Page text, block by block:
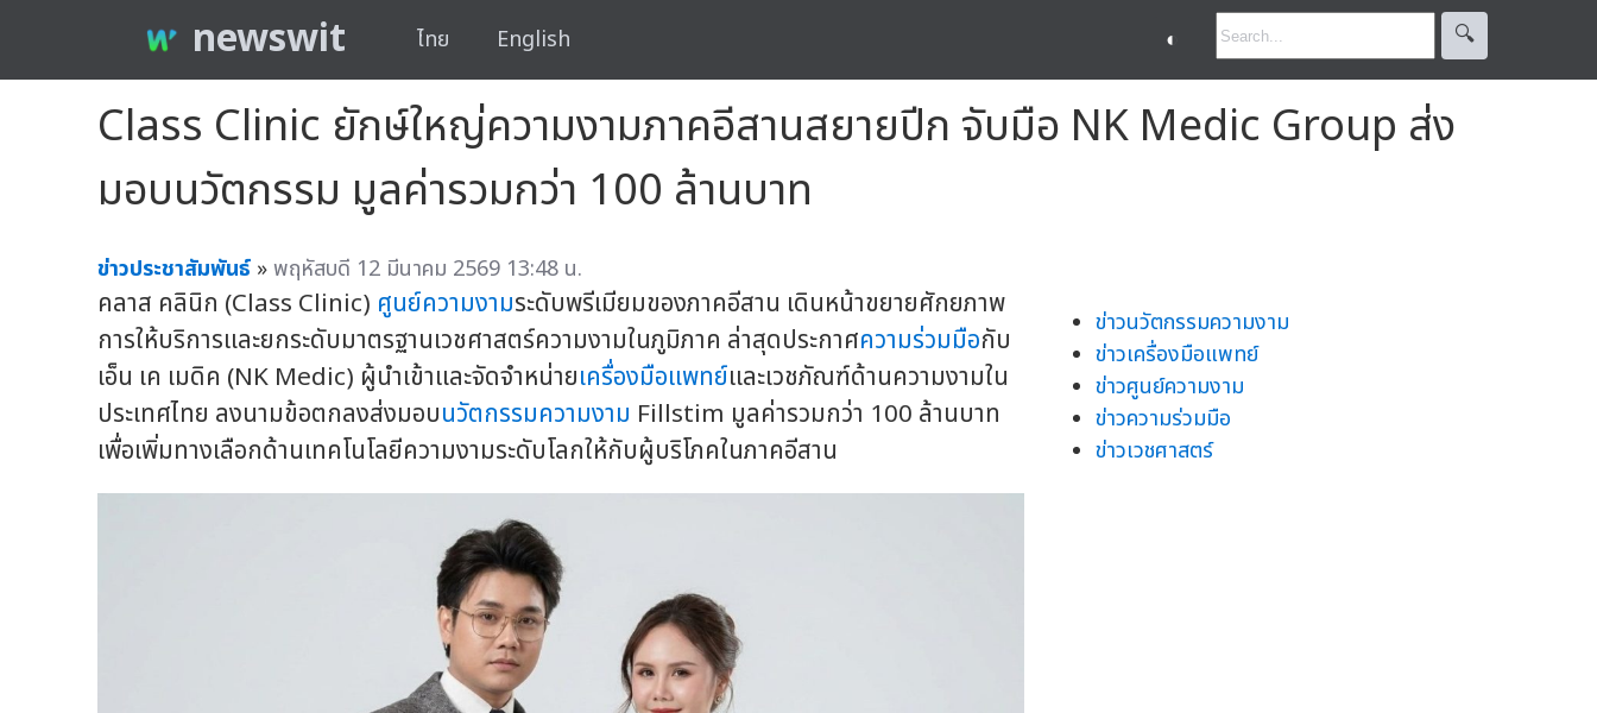
newswit ไทย English ◐ 🔍︎
Class Clinic ยักษ์ใหญ่ความงามภาคอีสานสยายปีก จับมือ NK Medic Group ส่ง
มอบนวัตกรรม มูลค่ารวมกว่า 100 ล้านบาท
ข่าวประชาสัมพันธ์ »พฤหัสบดี 12 มีนาคม 2569 13:48 น.
คลาส คลินิก (Class Clinic) ศูนย์ความงามระดับพรีเมียมของภาคอีสาน เดินหน้าขยายศักยภาพ
การให้บริการและยกระดับมาตรฐานเวชศาสตร์ความงามในภูมิภาค ล่าสุดประกาศความร่วมมือกับ
เอ็น เค เมดิค (NK Medic) ผู้นำเข้าและจัดจำหน่ายเครื่องมือแพทย์และเวชภัณฑ์ด้านความงามใน
ประเทศไทย ลงนามข้อตกลงส่งมอบนวัตกรรมความงาม Fillstim มูลค่ารวมกว่า 100 ล้านบาท
เพื่อเพิ่มทางเลือกด้านเทคโนโลยีความงามระดับโลกให้กับผู้บริโภคในภาคอีสาน
ข่าวนวัตกรรมความงาม
ข่าวเครื่องมือแพทย์
ข่าวศูนย์ความงาม
ข่าวความร่วมมือ
ข่าวเวชศาสตร์